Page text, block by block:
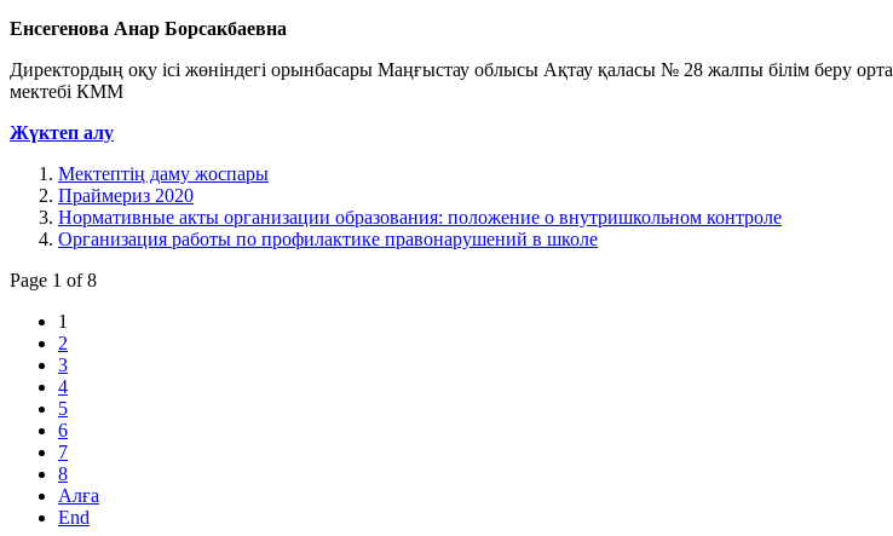
Енсегенова Анар Борсакбаевна
Директордың оқу ісі жөніндегі орынбасары Маңғыстау облысы Ақтау қаласы № 28 жалпы білім беру орта
мектебі КММ
Жүктеп алу
Мектептің даму жоспары
Праймериз 2020
Нормативные акты организации образования: положение о внутришкольном контроле
Организация работы по профилактике правонарушений в школе
Page 1 of 8
1
2
3
4
5
6
7
8
Алға
End